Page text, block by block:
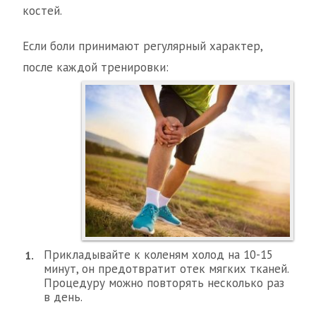
костей.
Если боли принимают регулярный характер,
после каждой тренировки:
Прикладывайте к коленям холод на 10-15
минут, он предотвратит отек мягких тканей.
Процедуру можно повторять несколько раз
в день.